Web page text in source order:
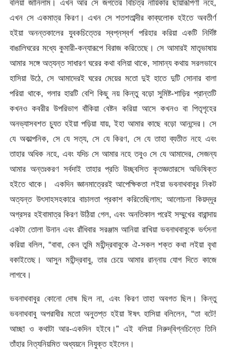
বলিয়া জানিলাম। এখন আর সে জগতের বিচিত্র নায়িকার ছায়ারূপিণী নহে,
এখন সে একমাত্র কিরণ। এখন সে শতশতাব্দীর কাব্যলােক হইতে অবতীর্ণ
হইয়া অনন্তকালের যুবকচিত্তের স্বপ্নস্বর্গ পরিহার করিয়া একটি নির্দিষ্ট
বাঙালিঘরের মধ্যে কুমারী-কন্যারূপে বিরাজ করিতেছে। সে আমারই মাতৃভাষায়
আমার সঙ্গে অত্যন্ত সাধারণ ঘরের কথা বলিয়া থাকে, সামান্য কথায় সরলভাবে
হাসিয়া উঠে, সে আমাদেরই ঘরের মেয়ের মতাে দুই হাতে দুটি সােনার বালা
পরিয়া থাকে, গলার হারটি বেশি কিছু নয় কিন্তু বড়ো সুমিষ্ট-শাড়ির প্রান্তটি
কখনও কবরীর উপরিভাগ বাঁকিয়া বেষ্টন করিয়া আসে কখনও বা পিতৃগৃহের
অনভ্যাসবশত চ্যুত হইয়া পড়িয়া যায়, ইহা আমার কাছে বড়ো আনন্দের। সে
যে অকাল্পনিক, সে যে সত্য, সে যে কিরণ, সে যে তাহা ব্যতীত নহে এবং
তাহার অধিক নহে, এবং যদিচ সে আমার নহে তবুও সে যে আমাদের, সেজন্য
আমার অন্তঃকরণ সর্বদাই তাহার প্রতি উচ্ছ্বসিত কৃতজ্ঞতারসে অভিষিক্ত
হইতে থাকে। একদিন জ্ঞানমাত্রেরই আপেক্ষিকতা লইয়া ভবনাথবাবুর নিকট
অত্যন্ত উৎসাহসহকারে বাচালতা প্রকাশ করিতেছিলাম; আলোচনা কিয়দ্‌দূর
অগ্রসর হইবামাত্র কিরণ উঠিয়া গেল, এবং অনতিকাল পরেই সম্মুখের বারান্দায়
একটা তােলা উনান এবং রাঁধিবার সরঞ্জাম আনিয়া রাখিয়া ভবনাথবাবুকে ভর্ৎসনা
করিয়া বলিল, “বাবা, কেন তুমি মহীন্দ্রবাবুকে ঐ-সকল শক্ত কথা লইয়া বৃথা
বকাইতেছ। আসুন মহীন্দ্রবাবু, তার চেয়ে আমার রান্নায় যােগ দিতে কাজে
লাগবে।
ভবনাথবাবুর কোনাে দোষ ছিল না, এবং কিরণ তাহা অবগত ছিল। কিন্তু
ভবনাথবাবু অপরাধীর মতাে অনুতপ্ত হইয়া ঈষৎ হাসিয়া বলিলেন, “তা বটে!
আচ্ছা ও কথাটা আর-একদিন হইবে।” এই বলিয়া নিরুদ্‌বিগ্নচিন্তে তিনি
তাঁহার নিত্যনিয়মিত অধ্যয়নে নিযুক্ত হইলেন।